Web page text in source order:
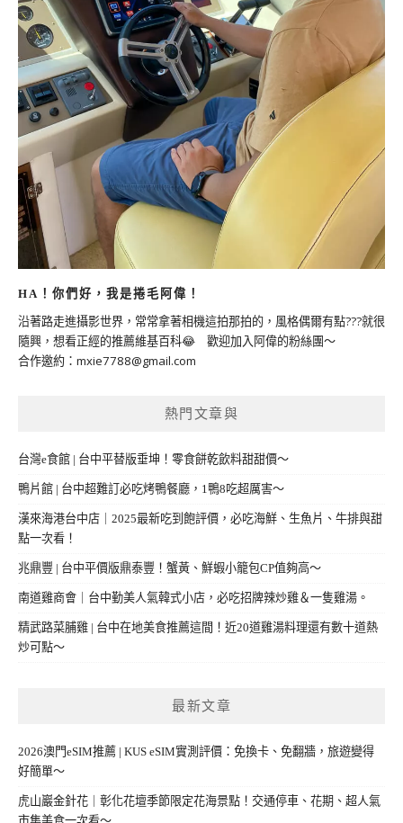
HA！你們好，我是捲毛阿偉！
沿著路走進攝影世界，常常拿著相機這拍那拍的，風格偶爾有點???就很
隨興，想看正經的推薦維基百科😂 歡迎加入阿偉的粉絲團～
合作邀約： mxie7788@gmail.com
熱門文章與
台灣e食館 | 台中平替版垂坤！零食餅乾飲料甜甜價～
鴨片館 | 台中超難訂必吃烤鴨餐廳，1鴨8吃超厲害～
漢來海港台中店｜2025最新吃到飽評價，必吃海鮮、生魚片、牛排與甜
點一次看！
兆鼎豐 | 台中平價版鼎泰豐！蟹黃、鮮蝦小籠包CP值夠高～
南道雞商會｜台中勤美人氣韓式小店，必吃招牌辣炒雞＆一隻雞湯。
精武路菜脯雞 | 台中在地美食推薦這間！近20道雞湯料理還有數十道熱
炒可點～
最新文章
2026澳門eSIM推薦 | KUS eSIM實測評價：免換卡、免翻牆，旅遊變得
好簡單～
虎山巖金針花｜彰化花壇季節限定花海景點！交通停車、花期、超人氣